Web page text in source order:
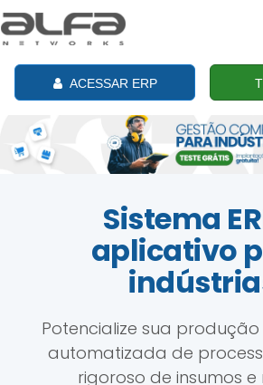
ACESSAR ERP
Sistema
aplicativo
Potencialize sua
automatizada de
rigoroso de insumos e